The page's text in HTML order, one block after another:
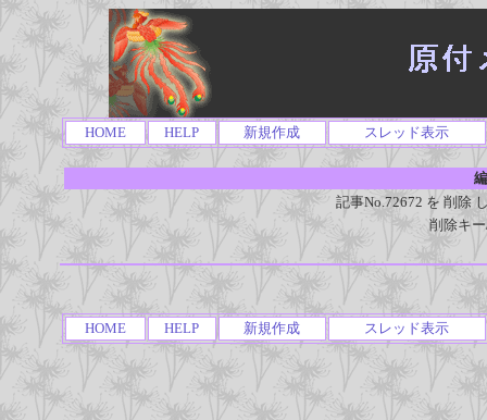
HOME HELP 新規作成 スレッド表示
記事No.72672 を 削除
削除キ
HOME HELP 新規作成 スレッド表示